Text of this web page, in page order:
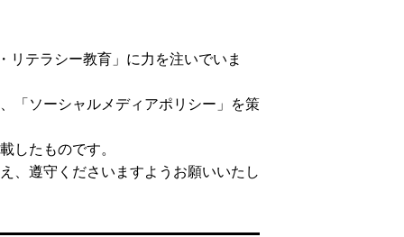
テラシー教育」に力を注いでいま
「ソーシャルメディアポリシー」を策
したものです。
、遵守くださいますようお願いいたし